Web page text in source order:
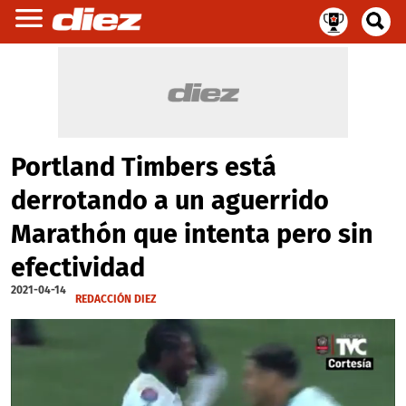
Portland Timbers está
derrotando a un aguerrido
Marathón que intenta pero sin
efectividad
2021-04-14
REDACCIÓN DIEZ